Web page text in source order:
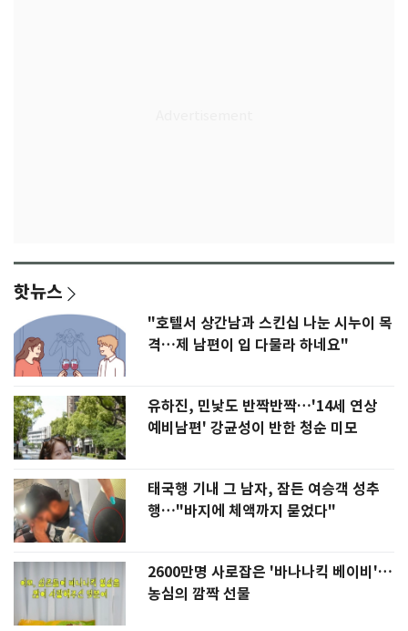
핫뉴스
"호텔서 상간남과 스킨십 나눈 시누이 목
격…제 남편이 입 다물라 하네요"
유하진, 민낯도 반짝반짝…'14세 연상
예비남편' 강균성이 반한 청순 미모
태국행 기내 그 남자, 잠든 여승객 성추
행…"바지에 체액까지 묻었다"
2600만명 사로잡은 '바나나킥 베이비'…
농심의 깜짝 선물